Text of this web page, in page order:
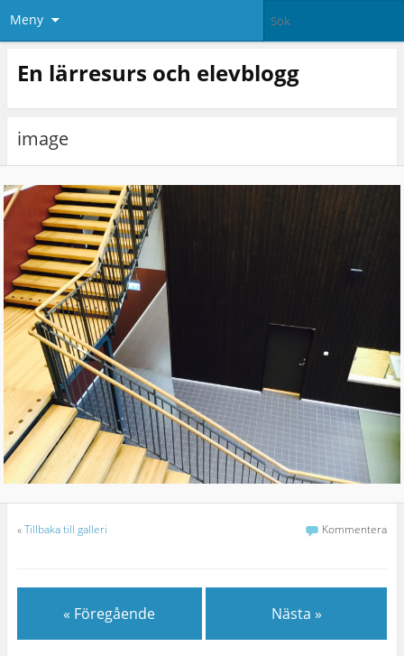
Meny
En lärresurs och elevblogg
image
«Tillbaka till galleri Kommentera
« Föregående Nästa »